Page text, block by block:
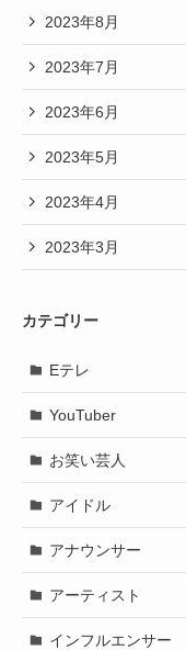
2023年8月
2023年7月
2023年6月
2023年5月
2023年4月
2023年3月
カテゴリー
Eテレ
YouTuber
お笑い芸人
アイドル
アナウンサー
アーティスト
インフルエンサー